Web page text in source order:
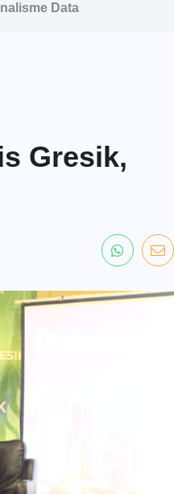
Data
Gresik,